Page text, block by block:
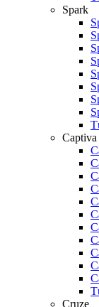
Spark
Captiva
Cruze